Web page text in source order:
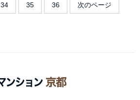
34 35 36 次のページ